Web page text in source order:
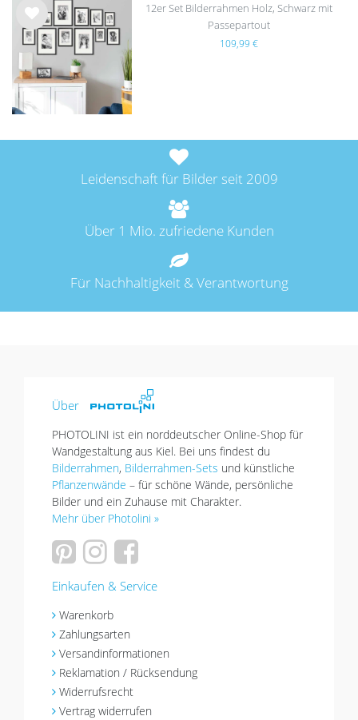
Wu
nsc
hlist
e
12er Set Bilderrahmen Holz, Schwarz mit
Passepartout
109,99 €
Leidenschaft für Bilder seit 2009
Über 1 Mio. zufriedene Kunden
Für Nachhaltigkeit & Verantwortung
Über
PHOTOLINI ist ein norddeutscher Online-Shop für
Wandgestaltung aus Kiel. Bei uns findest du
Bilderrahmen, Bilderrahmen-Sets und künstliche
Pflanzenwände – für schöne Wände, persönliche
Bilder und ein Zuhause mit Charakter.
Mehr über Photolini »
Einkaufen & Service
Warenkorb
Zahlungsarten
Versandinformationen
Reklamation / Rücksendung
Widerrufsrecht
Vertrag widerrufen